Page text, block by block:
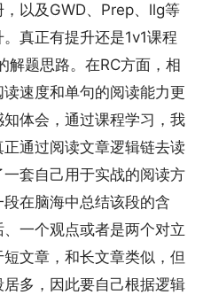
以及GWD、Prep、llg等
真正有提升还是1v1课程
解题思路。在RC方面，相
速度和单句的阅读能力更
体会，通过课程学习，我
通过阅读文章逻辑链去读
套自己用于实战的阅读方
在脑海中总结该段的含
一个观点或者是两个对立
文章，和长文章类似，但
多，因此要自己根据逻辑